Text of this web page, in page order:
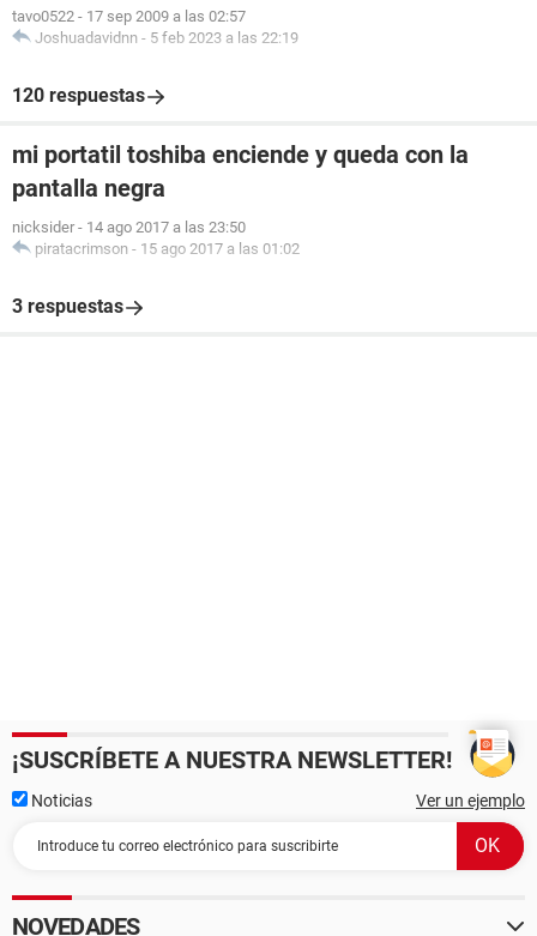
tavo0522 - 17 sep 2009 a las 02:57
Joshuadavidnn - 5 feb 2023 a las 22:19
120 respuestas
mi portatil toshiba enciende y queda con la
pantalla negra
nicksider - 14 ago 2017 a las 23:50
piratacrimson - 15 ago 2017 a las 01:02
3 respuestas
¡SUSCRÍBETE A NUESTRA NEWSLETTER!
Noticias Ver un ejemplo
NOVEDADES